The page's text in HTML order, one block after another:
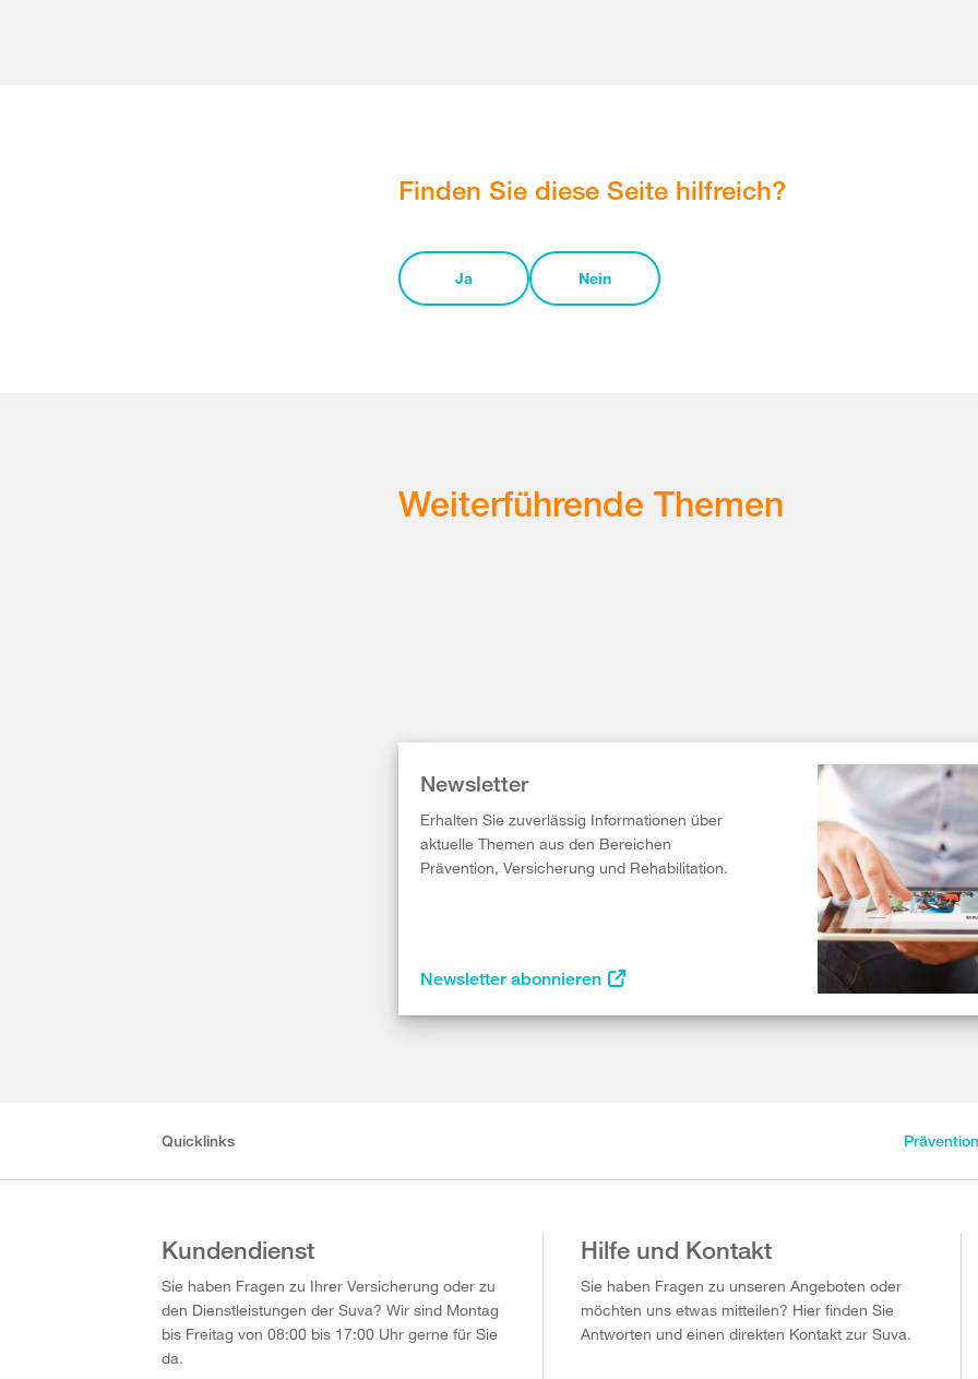
Finden Sie diese Seite hilfreich?
Ja Nein
Weiterführende Themen
Newsletter
Erhalten Sie zuverlässig Informationen über
aktuelle Themen aus den Bereichen
Prävention, Versicherung und Rehabilitation.
Newsletter abonnieren
Quicklinks Prävention
Kundendienst
Sie haben Fragen zu Ihrer Versicherung oder zu
den Dienstleistungen der Suva? Wir sind Montag
bis Freitag von 08:00 bis 17:00 Uhr gerne für Sie
da.
Hilfe und Kontakt
Sie haben Fragen zu unseren Angeboten oder
möchten uns etwas mitteilen? Hier finden Sie
Antworten und einen direkten Kontakt zur Suva.